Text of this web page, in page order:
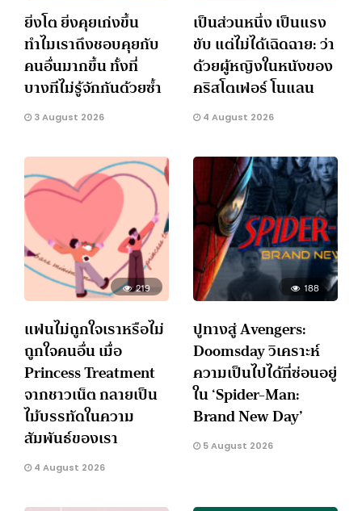
ยิ่งโต ยิ่งคุยเก่งขึ้น
ทำไมเราถึงชอบคุยกับ
คนอื่นมากขึ้น ทั้งที่
บางทีไม่รู้จักกันด้วยซ้ำ
3 August 2026
เป็นส่วนหนึ่ง เป็นแรง
ขับ แต่ไม่ได้เฉิดฉาย: ว่า
ด้วยผู้หญิงในหนังของ
คริสโตเฟอร์ โนแลน
4 August 2026
219
แฟนไม่ถูกใจเราหรือไม่
ถูกใจคนอื่น เมื่อ
Princess Treatment
จากชาวเน็ต กลายเป็น
ไม้บรรทัดในความ
สัมพันธ์ของเรา
4 August 2026
188
ปูทางสู่ Avengers:
Doomsday วิเคราะห์
ความเป็นไปได้ที่ซ่อนอยู่
ใน ‘Spider-Man:
Brand New Day’
5 August 2026